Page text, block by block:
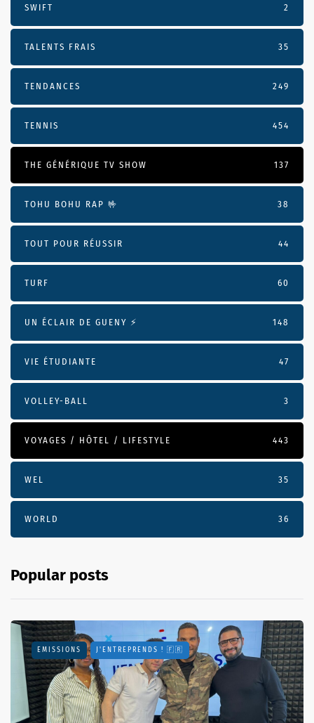
SWIFT 2
TALENTS FRAIS 35
TENDANCES 249
TENNIS 454
THE GÉNÉRIQUE TV SHOW 137
TOHU BOHU RAP 🤟 38
TOUT POUR RÉUSSIR 44
TURF 60
UN ÉCLAIR DE GUENY ⚡️ 148
VIE ÉTUDIANTE 47
VOLLEY-BALL 3
VOYAGES / HÔTEL / LIFESTYLE 443
WEL 35
WORLD 36
Popular posts
EMISSIONS J'ENTREPRENDS ! 🇫🇷